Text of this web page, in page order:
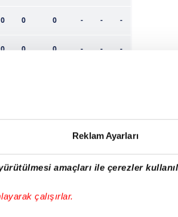
Reklam Ayarları
amaçları ile çerezler
çalışırlar.
0 0 0 - - -
0 0 0 - - -
- - -
0 0 0 - - -
0 0 0